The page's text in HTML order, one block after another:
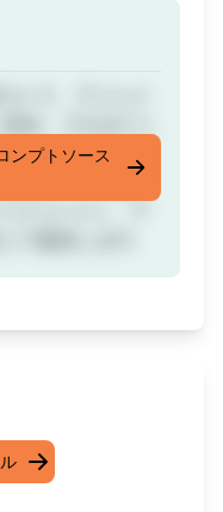
ト、ソフトウェ
ター、プロダク
ンプトソース